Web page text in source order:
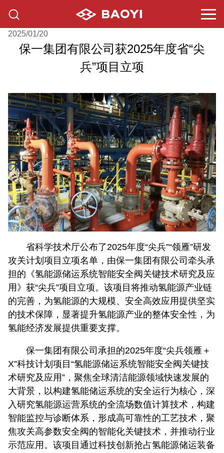
2025/01/20
保一集团有限公司获2025年度省“尖
兵”项目立项
省科学技术厅公布了2025年度“尖兵”“领雁”研发
攻关计划项目立项名单，由保一集团有限公司牵头承
担的《氢能源储运系统智能安全阀关键技术研究及应
用》获“尖兵”项目立项。该项目将推动氢能源产业链
的完善，为氢能源的大规模、安全高效应用提供坚实
的技术保障，显著提升氢能源产业的整体安全性，为
氢能经济发展提供重要支撑。
保一集团有限公司承担的2025年度“尖兵领雁＋
X”科技计划项目“氢能源储运系统智能安全阀关键技
术研究及应用”，聚焦全球清洁能源领域快速发展的
大背景，以构建氢能储运系统的安全运行为核心，深
入研究氢能源运营系统的全流场数值计算技术，构建
智能监控与诊断体系，形成高可靠性的工艺技术，聚
焦攻关高参数安全阀的智能化关键技术，并推动行业
示范应用。该项目通过科技创新抢占氢能源储运装备